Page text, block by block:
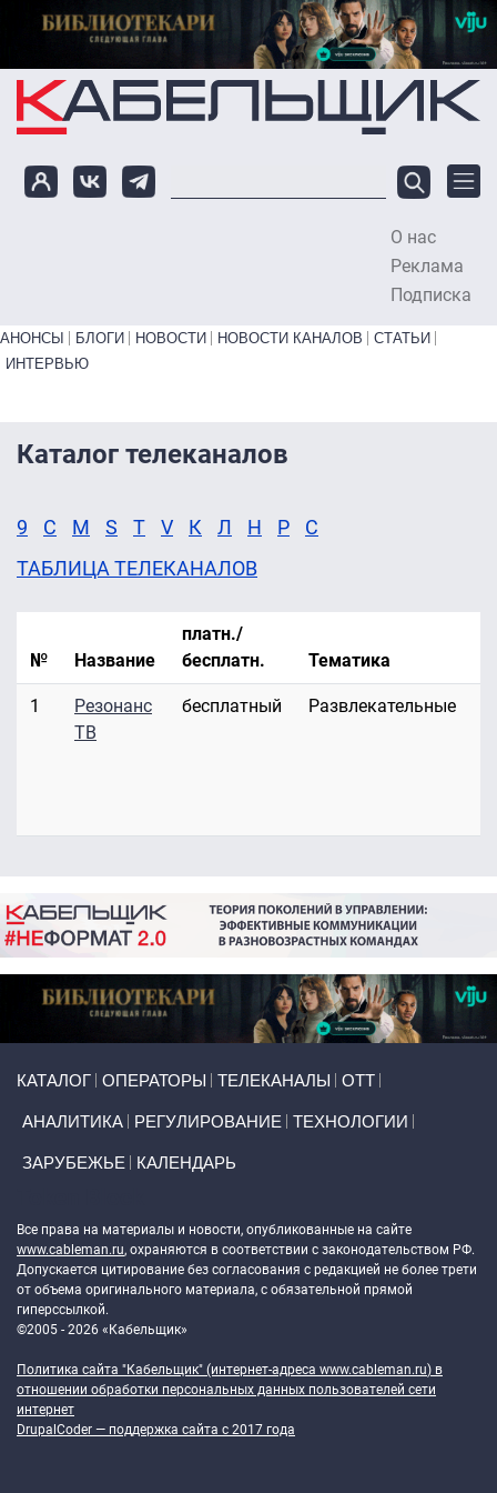
Перейти к основному содержанию
О нас
Реклама
Подписка
Primary links bottom
АНОНСЫ БЛОГИ НОВОСТИ НОВОСТИ КАНАЛОВ
СТАТЬИ
ИНТЕРВЬЮ
Каталог телеканалов
9 C M S T V К Л Н Р
С
ТАБЛИЦА ТЕЛЕКАНАЛОВ
№ Название
платн./
бесплатн.
Тематика
1
Резонанс
ТВ
бесплатный Развлекательные
КАТАЛОГ ОПЕРАТОРЫ ТЕЛЕКАНАЛЫ ОТТ
АНАЛИТИКА РЕГУЛИРОВАНИЕ ТЕХНОЛОГИИ
ЗАРУБЕЖЬЕ КАЛЕНДАРЬ
Все права на материалы и новости, опубликованные на сайте
www.cableman.ru, охраняются в соответствии с законодательством РФ.
Допускается цитирование без согласования с редакцией не более трети
от объема оригинального материала, с обязательной прямой
гиперссылкой.
©2005 - 2026 «Кабельщик»
Политика сайта "Кабельщик" (интернет-адреса www.cableman.ru) в
отношении обработки персональных данных пользователей сети
интернет
DrupalCoder — поддержка сайта c 2017 года